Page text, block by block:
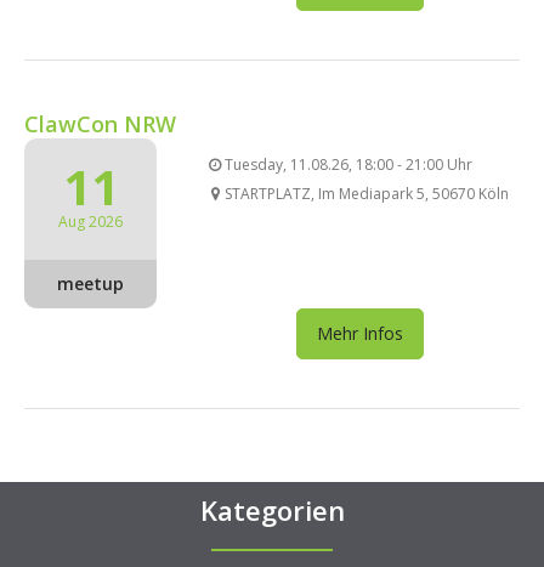
ClawCon NRW
11
Aug 2026
meetup
Tuesday, 11.08.26, 18:00 - 21:00 Uhr
STARTPLATZ, Im Mediapark 5, 50670 Köln
Mehr Infos
Kategorien